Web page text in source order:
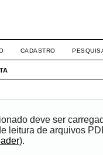
CADASTRO
deve ser
leitura de arquivos
).